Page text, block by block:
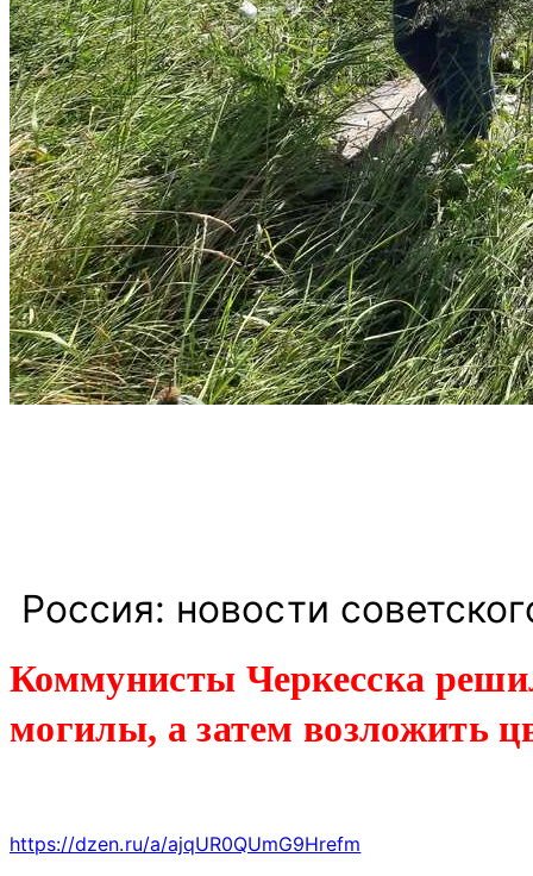
Россия: новости
Коммунисты Черкесска
могилы, а затем возложить
https://dzen.ru/a/ajqUR0QUmG9Hrefm